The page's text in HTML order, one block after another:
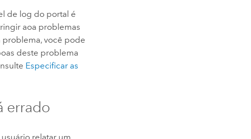
de log do portal é
aoa problemas
problema, você pode
deste problema
Especificar as
errado
relatar um